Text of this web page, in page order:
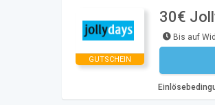
GUTSCHEIN
30€
Bis auf